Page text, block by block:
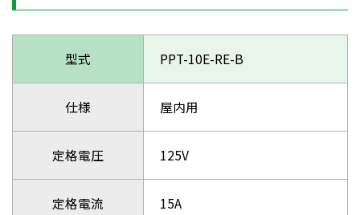
型式 PPT-10E-RE-B
仕様 屋内用
定格電圧 125V
定格電流 15A